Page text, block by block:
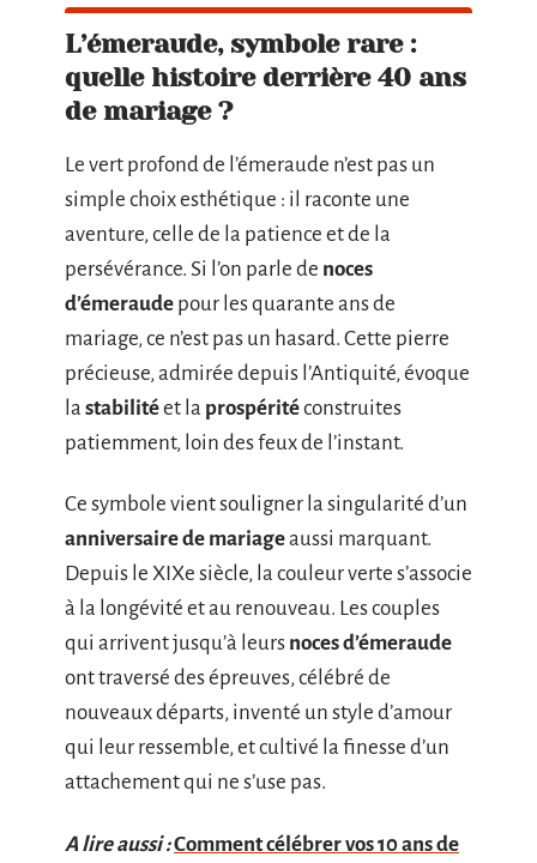
L’émeraude, symbole rare :
quelle histoire derrière 40 ans
de mariage ?
Le vert profond de l’émeraude n’est pas un
simple choix esthétique : il raconte une
aventure, celle de la patience et de la
persévérance. Si l’on parle de noces
d’émeraude pour les quarante ans de
mariage, ce n’est pas un hasard. Cette pierre
précieuse, admirée depuis l’Antiquité, évoque
la stabilitéet la prospéritéconstruites
patiemment, loin des feux de l’instant.
Ce symbole vient souligner la singularité d’un
anniversaire de mariageaussi marquant.
Depuis le XIXe siècle, la couleur verte s’associe
à la longévité et au renouveau. Les couples
qui arrivent jusqu’à leurs noces d’émeraude
ont traversé des épreuves, célébré de
nouveaux départs, inventé un style d’amour
qui leur ressemble, et cultivé la finesse d’un
attachement qui ne s’use pas.
A lire aussi :Comment célébrer vos 10 ans de